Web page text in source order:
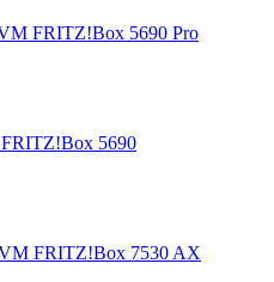
FRITZ!Box 5690 Pro
5690
FRITZ!Box 7530 AX